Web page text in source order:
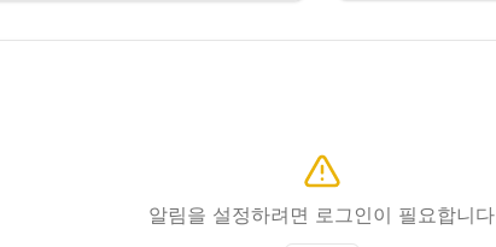
알림을 설정하려면 로그인이 필요합니다